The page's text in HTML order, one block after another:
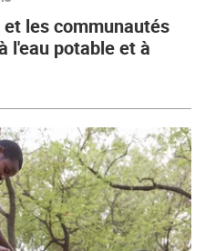
les communautés
l'eau potable et à